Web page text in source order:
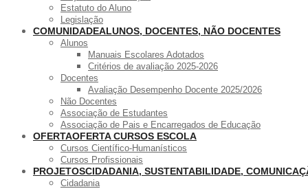
Estatuto do Aluno
Legislação
COMUNIDADEALUNOS, DOCENTES, NÃO DOCENTES
Alunos
Manuais Escolares Adotados
Critérios de avaliação 2025-2026
Docentes
Avaliação Desempenho Docente 2025/2026
Não Docentes
Associação de Estudantes
Associação de Pais e Encarregados de Educação
OFERTAOFERTA CURSOS ESCOLA
Cursos Científico-Humanísticos
Cursos Profissionais
PROJETOSCIDADANIA, SUSTENTABILIDADE,
Cidadania